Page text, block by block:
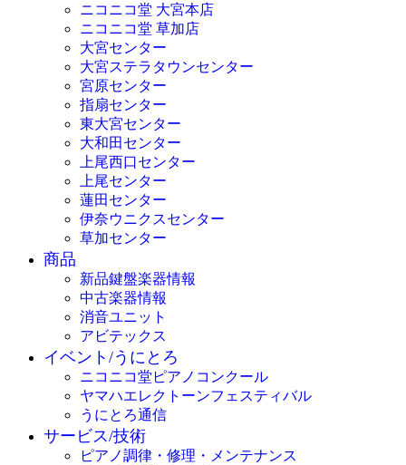
ニコニコ堂 大宮本店
ニコニコ堂 草加店
大宮センター
大宮ステラタウンセンター
宮原センター
指扇センター
東大宮センター
大和田センター
上尾西口センター
上尾センター
蓮田センター
伊奈ウニクスセンター
草加センター
商品
新品鍵盤楽器情報
中古楽器情報
消音ユニット
アビテックス
イベント/うにとろ
ニコニコ堂ピアノコンクール
ヤマハエレクトーンフェスティバル
うにとろ通信
サービス/技術
ピアノ調律・修理・メンテナンス